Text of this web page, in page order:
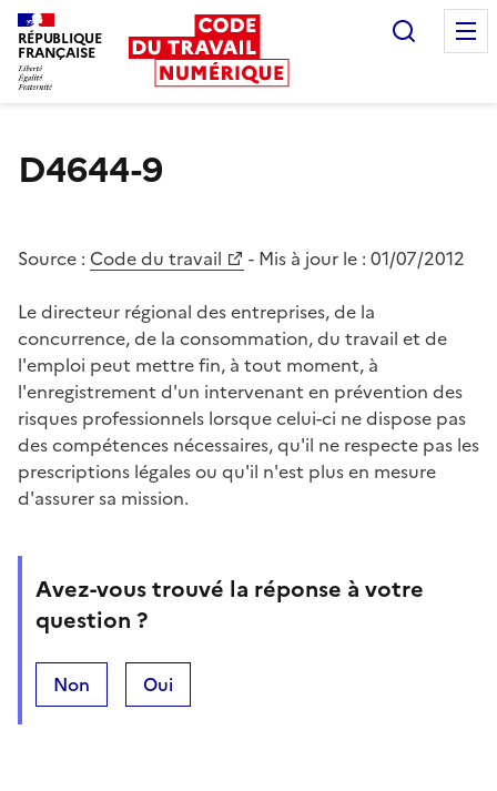
RÉPUBLIQUE
FRANÇAISE
D4644-9
Source : Code du travail - Mis à jour le : 01/07/2012
Le directeur régional des entreprises, de la
concurrence, de la consommation, du travail et de
l'emploi peut mettre fin, à tout moment, à
l'enregistrement d'un intervenant en prévention des
risques professionnels lorsque celui-ci ne dispose pas
des compétences nécessaires, qu'il ne respecte pas les
prescriptions légales ou qu'il n'est plus en mesure
d'assurer sa mission.
Avez-vous trouvé la réponse à votre
question ?
Non Oui